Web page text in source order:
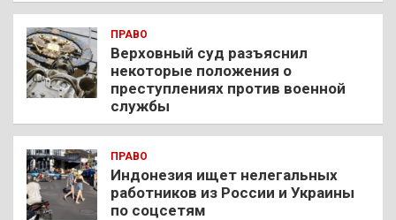
ПРАВО
Верховный суд разъяснил
некоторые положения о
преступлениях против военной
службы
ПРАВО
Индонезия ищет нелегальных
работников из России и Украины
по соцсетям